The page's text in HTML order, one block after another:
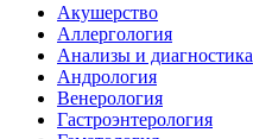
Акушерство
Аллергология
Анализы и диагностика
Андрология
Венерология
Гастроэнтерология